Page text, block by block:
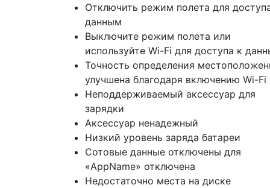
Отключить режим полета для
данным
Выключите режим полета или
используйте Wi-Fi для доступа к
Точность определения
улучшена благодаря включению Wi-Fi
Неподдерживаемый аксессуар для
зарядки
Аксессуар ненадежный
Низкий уровень заряда батареи
Сотовые данные отключены для
«AppName» отключена
Недостаточно места на диске